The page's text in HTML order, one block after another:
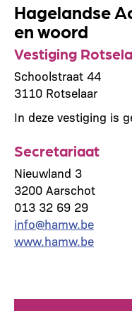
Hagelandse
en woord
Vestiging
Schoolstraat 44
3110 Rotselaar
In deze vestiging is
Secretariaat
Nieuwland 3
3200 Aarschot
013 32 69 29
info@hamw.be
www.hamw.be